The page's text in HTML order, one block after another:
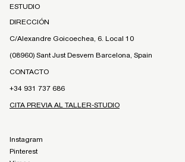
ESTUDIO
DIRECCIÓN
C/Alexandre Goicoechea, 6. Local 10
(08960) Sant Just Desvern Barcelona, Spain
CONTACTO
+34 931 737 686
CITA PREVIA AL TALLER-STUDIO
Instagram
Pinterest